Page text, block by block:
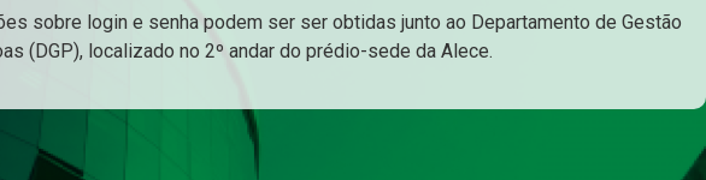
sobre login e senha podem ser ser obtidas junto ao Departamento de Gestão
(DGP), localizado no 2º andar do prédio-sede da Alece.